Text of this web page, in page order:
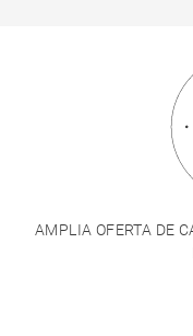
AMPLIA OFERTA DE